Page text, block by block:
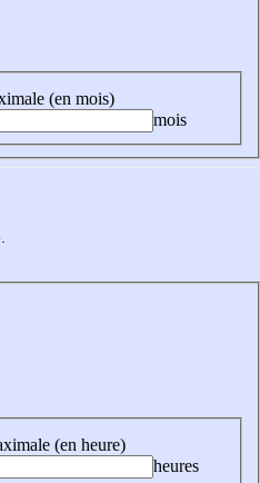
(en mois)
mois
(en heure)
heures